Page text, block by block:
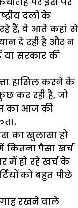
दलों के
रहे हैं, वे आते कहां से
दे रही है और न
या सरकार की
हासिल करने के
कर रही है, जो
का आज की
का खुलासा हो
कितना पैसा खर्च
में हो रहे खर्च के
को बहुत पीछे
रखने वाले